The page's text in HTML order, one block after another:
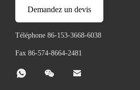
Demandez un devis
Téléphone 86-153-3668-6038
Fax 86-574-8664-2481
  